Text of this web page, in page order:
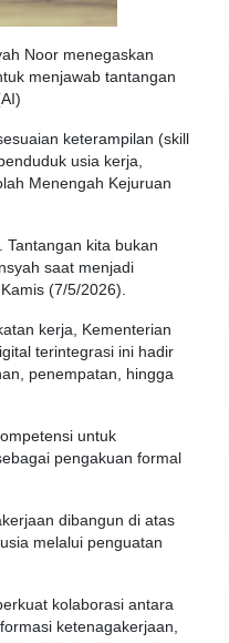
Noor menegaskan
menjawab tantangan
keterampilan (skill
usia kerja,
Menengah Kejuruan
Tantangan kita bukan
saat menjadi
(7/5/2026).
kerja, Kementerian
terintegrasi ini hadir
penempatan, hingga
untuk
pengakuan formal
dibangun di atas
melalui penguatan
kolaborasi antara
ketenagakerjaan,